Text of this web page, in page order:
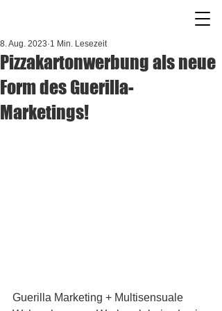
Pizzakartonwerbung als neue
Form des Guerilla-
Marketings!
8. Aug. 2023 1 Min. Lesezeit
Guerilla Marketing + Multisensuale